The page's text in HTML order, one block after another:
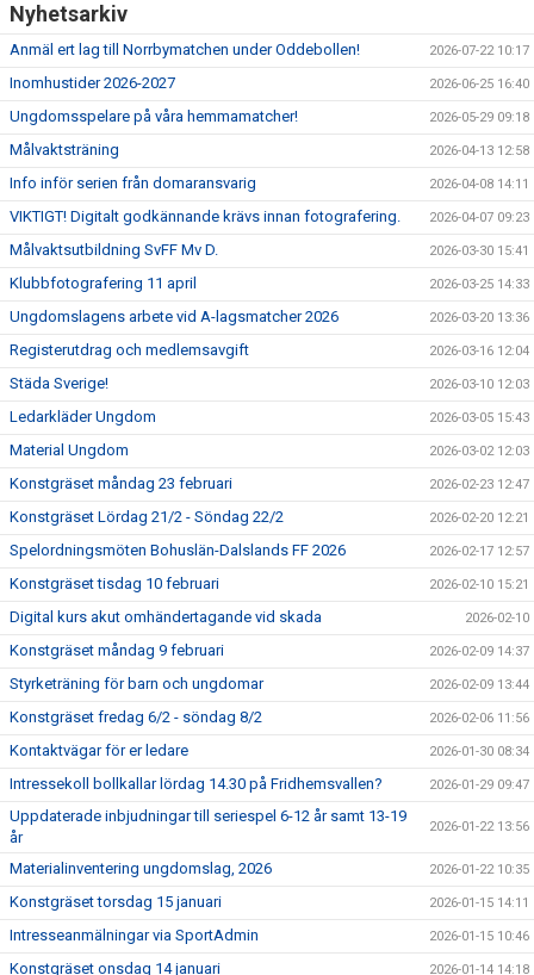
Nyhetsarkiv
Anmäl ert lag till Norrbymatchen under Oddebollen! 2026-07-22 10:17
Inomhustider 2026-2027 2026-06-25 16:40
Ungdomsspelare på våra hemmamatcher! 2026-05-29 09:18
Målvaktsträning 2026-04-13 12:58
Info inför serien från domaransvarig 2026-04-08 14:11
VIKTIGT! Digitalt godkännande krävs innan fotografering. 2026-04-07 09:23
Målvaktsutbildning SvFF Mv D. 2026-03-30 15:41
Klubbfotografering 11 april 2026-03-25 14:33
Ungdomslagens arbete vid A-lagsmatcher 2026 2026-03-20 13:36
Registerutdrag och medlemsavgift 2026-03-16 12:04
Städa Sverige! 2026-03-10 12:03
Ledarkläder Ungdom 2026-03-05 15:43
Material Ungdom 2026-03-02 12:03
Konstgräset måndag 23 februari 2026-02-23 12:47
Konstgräset Lördag 21/2 - Söndag 22/2 2026-02-20 12:21
Spelordningsmöten Bohuslän-Dalslands FF 2026 2026-02-17 12:57
Konstgräset tisdag 10 februari 2026-02-10 15:21
Digital kurs akut omhändertagande vid skada 2026-02-10
Konstgräset måndag 9 februari 2026-02-09 14:37
Styrketräning för barn och ungdomar 2026-02-09 13:44
Konstgräset fredag 6/2 - söndag 8/2 2026-02-06 11:56
Kontaktvägar för er ledare 2026-01-30 08:34
Intressekoll bollkallar lördag 14.30 på Fridhemsvallen? 2026-01-29 09:47
Uppdaterade inbjudningar till seriespel 6-12 år samt 13-19
år
2026-01-22 13:56
Materialinventering ungdomslag, 2026 2026-01-22 10:35
Konstgräset torsdag 15 januari 2026-01-15 14:11
Intresseanmälningar via SportAdmin 2026-01-15 10:46
Konstgräset onsdag 14 januari 2026-01-14 14:18